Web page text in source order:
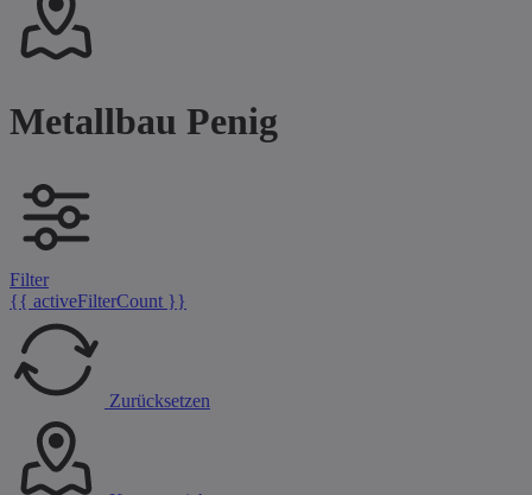
Metallbau Penig
Filter
{{ activeFilterCount }}
Zurücksetzen